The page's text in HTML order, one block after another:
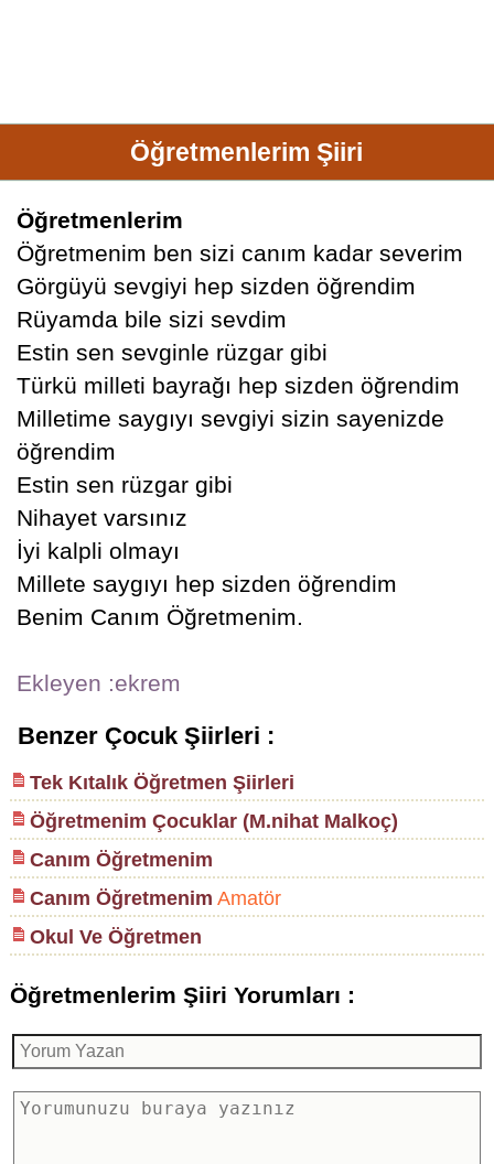
Öğretmenlerim Şiiri
Öğretmenlerim
Öğretmenim ben sizi canım kadar severim
Görgüyü sevgiyi hep sizden öğrendim
Rüyamda bile sizi sevdim
Estin sen sevginle rüzgar gibi
Türkü milleti bayrağı hep sizden öğrendim
Milletime saygıyı sevgiyi sizin sayenizde
öğrendim
Estin sen rüzgar gibi
Nihayet varsınız
İyi kalpli olmayı
Millete saygıyı hep sizden öğrendim
Benim Canım Öğretmenim.
Ekleyen :ekrem
Benzer Çocuk Şiirleri :
Tek Kıtalık Öğretmen Şiirleri
Öğretmenim Çocuklar (M.nihat Malkoç)
Canım Öğretmenim
Canım Öğretmenim Amatör
Okul Ve Öğretmen
Öğretmenlerim Şiiri Yorumları :